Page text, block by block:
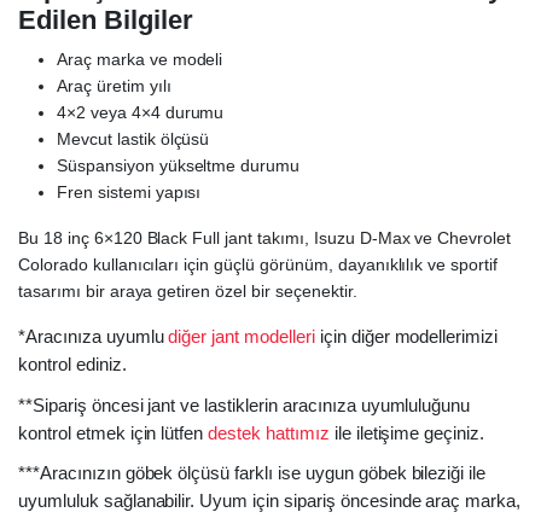
Edilen Bilgiler
Araç marka ve modeli
Araç üretim yılı
4×2 veya 4×4 durumu
Mevcut lastik ölçüsü
Süspansiyon yükseltme durumu
Fren sistemi yapısı
Bu 18 inç 6×120 Black Full jant takımı, Isuzu D-Max ve Chevrolet
Colorado kullanıcıları için güçlü görünüm, dayanıklılık ve sportif
tasarımı bir araya getiren özel bir seçenektir.
*Aracınıza uyumludiğer jant modelleriiçin diğer modellerimizi
kontrol ediniz.
**Sipariş öncesi jant ve lastiklerin aracınıza uyumluluğunu
kontrol etmek için lütfendestek hattımız ile iletişime geçiniz.
***Aracınızın göbek ölçüsü farklı ise uygun göbek bileziği ile
uyumluluk sağlanabilir. Uyum için sipariş öncesinde araç marka,